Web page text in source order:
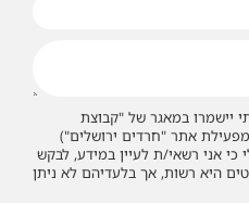
יישמרו במאגר של "קבוצת
אתר "חרדים ירושלים")
כי אני רשאי/ת לעיין במידע, לבקש
היא רשות, אך בלעדיהם לא ניתן